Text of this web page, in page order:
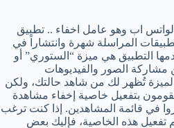
اب وهو عامل اخفاء .. تطبيق
المراسلة شهرة وانتشاراً في
التطبيق هي ميزة “الستوري” أو
مشاركة الصور والفيديوهات
ساعة. هذه الميزة تُظهر لك من شاهد حالتك، ولكن
بتفعيل خاصية إخفاء مشاهدة
في قائمة المشاهدين. إذا كنت ترغب
هذه الخاصية، فإليك بعض